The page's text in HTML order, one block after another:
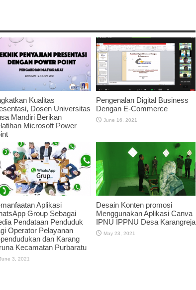
Kualitas
Dosen Universitas
Mandiri Berikan
Microsoft Power
June 21, 2021
Pengenalan Digital Business
Dengan E-Commerce
June 16, 2021
Aplikasi
Group Sebagai
Pendataan Penduduk
Operator Pelayanan
dan Karang
Kecamatan Purbaratu
3, 2021
Desain Konten promosi
Menggunakan Aplikasi Canva
IPNU IPPNU Desa Karangreja
May 23, 2021